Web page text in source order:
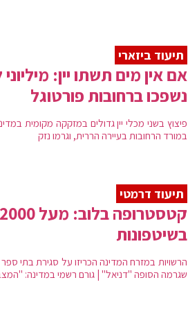
תיעוד ביזארי
אם אין מים תשתו יין:
נשפכו ברחובות פורטוגל
במורד הרחובות בעיירה הררית, וגרמו נזק
תיעוד דרמטי
בשיטפונות
הרשויות במזרח המדינה הכריזו על סגירת בתי
שגרמה הסופה "דניאל" | גורם רשמי במדינה: